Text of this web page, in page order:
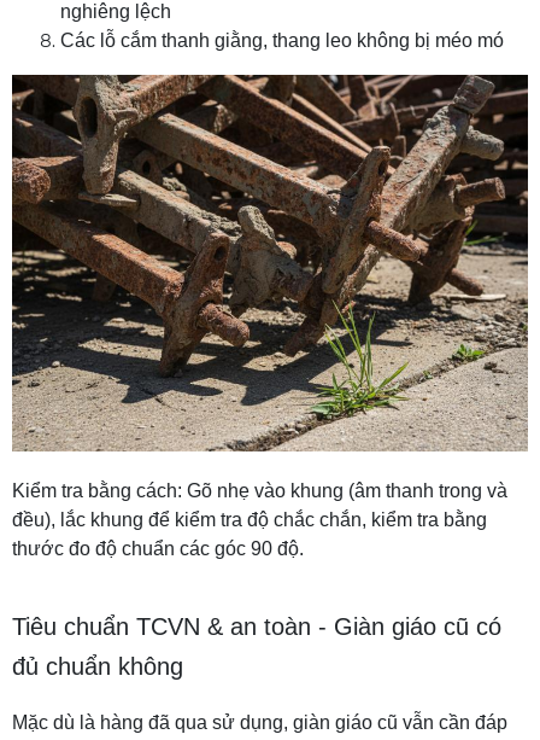
nghiêng lệch
Các lỗ cắm thanh giằng, thang leo không bị méo mó
Kiểm tra bằng cách: Gõ nhẹ vào khung (âm thanh trong và
đều), lắc khung để kiểm tra độ chắc chắn, kiểm tra bằng
thước đo độ chuẩn các góc 90 độ.
Tiêu chuẩn TCVN & an toàn - Giàn giáo cũ có
đủ chuẩn không
Mặc dù là hàng đã qua sử dụng, giàn giáo cũ vẫn cần đáp